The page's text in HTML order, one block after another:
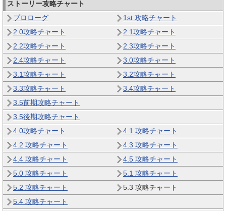
ストーリー攻略チャート
プロローグ
1st 攻略チャート
2.0攻略チャート
2.1攻略チャート
2.2攻略チャート
2.3攻略チャート
2.4攻略チャート
3.0攻略チャート
3.1攻略チャート
3.2攻略チャート
3.3攻略チャート
3.4攻略チャート
3.5前期攻略チャート
3.5後期攻略チャート
4.0攻略チャート
4.1 攻略チャート
4.2 攻略チャート
4.3 攻略チャート
4.4 攻略チャート
4.5 攻略チャート
5.0 攻略チャート
5.1 攻略チャート
5.2 攻略チャート
5.3 攻略チャート
5.4 攻略チャート